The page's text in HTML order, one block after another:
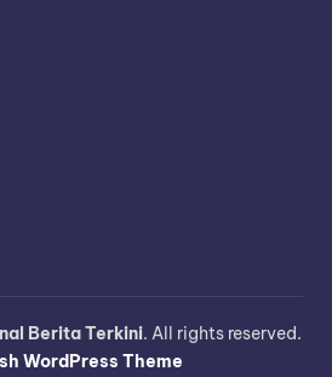
Berita Terkini. All rights reserved.
WordPress Theme